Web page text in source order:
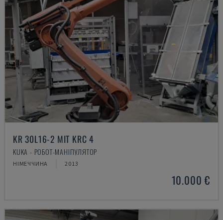
KR 30L16-2 MIT KRC 4
KUKA - РОБОТ-МАНІПУЛЯТОР
НІМЕЧЧИНА 2013
10.000 €